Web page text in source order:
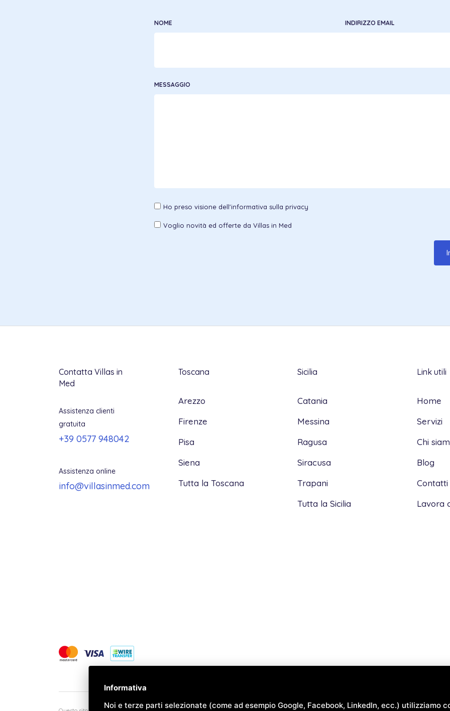
NOME INDIRIZZO EMAIL
MESSAGGIO
Ho preso visione dell'informativa sulla privacy
Voglio novità ed offerte da Villas in Med
Contatta Villas in
Med
Assistenza clienti
gratuita
+39 0577 948042
Assistenza online
info@villasinmed.com
Toscana
Arezzo
Firenze
Pisa
Siena
Tutta la Toscana
Sicilia
Catania
Messina
Ragusa
Siracusa
Trapani
Tutta la Sicilia
Link utili
Home
Servizi
Chi
Blog
Contatti
Lavora
Informativa
Noi e terze parti selezionate (come ad esempio Google, Facebook, LinkedIn, ecc.) utilizziamo